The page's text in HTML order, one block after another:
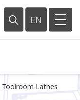
EN
Toolroom Lathes